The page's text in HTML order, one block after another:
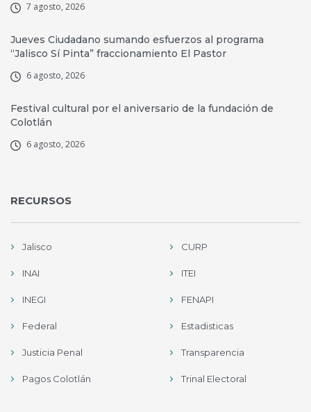
7 agosto, 2026
Jueves Ciudadano sumando esfuerzos al programa
“Jalisco Sí Pinta” fraccionamiento El Pastor
6 agosto, 2026
Festival cultural por el aniversario de la fundación de
Colotlán
6 agosto, 2026
RECURSOS
Jalisco CURP
INAI ITEI
INEGI FENAPI
Federal Estadisticas
Justicia Penal Transparencia
Pagos Colotlán Trinal Electoral